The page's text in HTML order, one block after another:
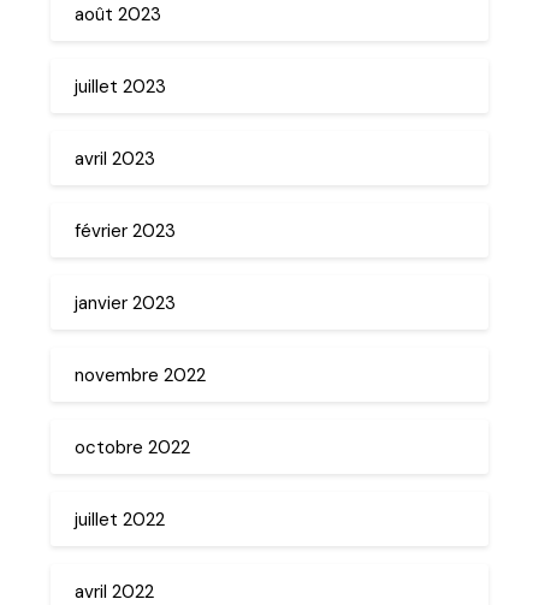
août 2023
juillet 2023
avril 2023
février 2023
janvier 2023
novembre 2022
octobre 2022
juillet 2022
avril 2022